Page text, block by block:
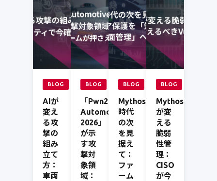
BLOG
AIが
変え
る攻
撃の
組み
立て
方：
車両
BLOG
「Pwn2Own
Automotive
2026」
が示
す攻
撃対
象領
域：
BLOG
Mythos
時代
の次
を見
据え
て：
ファ
ーム
BLOG
Mythos
が変
える
脆弱
性管
理：
CISO
が今